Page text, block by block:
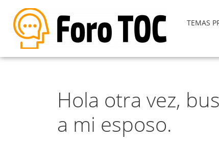
TEMAS
Hola otra vez,
a mi esposo.